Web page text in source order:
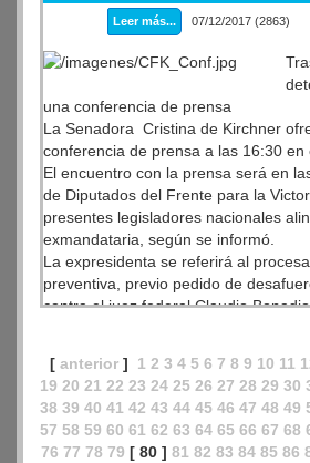
decisión del juez federal Claudio
con prisión preventiva y pedir su
por “traición a la patria” y
la AMIA.
Leer más... 07/12/2017 (2863)
una conferencia de prensa
La Senadora Cristina de Kirchner
conferencia de prensa a las 16:30 en
El encuentro con la prensa será en
de Diputados del Frente para la
presentes legisladores nacionales
exmandataria, según se informó.
La expresidenta se referirá al
preventiva, previo pedido de
contra el juez federal Claudio
[ anterior ] 1 2 3 4 5 6 7 8 9 10 11
19 20 21 22 23 24 25 26 27 28 29 30
38 39 40 41 42 43 44 45 46 47 48 49
57 58 59 60 61 62 63 64 65 66 67 68
76 77 78 79 [ 80 ] 81 82 83 84 85 86